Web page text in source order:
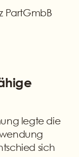
PartGmbB
legte die
sich